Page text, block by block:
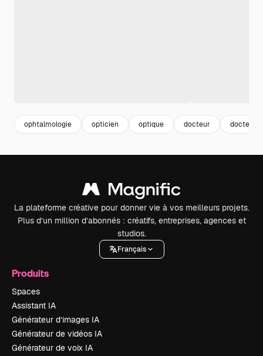
ophtalmologie opticien optique docteur docteur
La plateforme créative pour donner vie à vos meilleurs projets.
Plus d’un million d’abonnés : créatifs, entreprises, agences et
studios.
Français
Produits
Spaces
Assistant IA
Générateur d’images IA
Générateur de vidéos IA
Générateur de voix IA